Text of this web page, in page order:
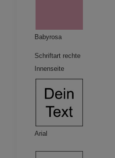
Babyrosa
Schriftart rechte
Innenseite
Arial